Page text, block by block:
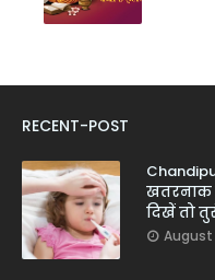
RECENT-POST
खतरनाक
दिखें तो
August